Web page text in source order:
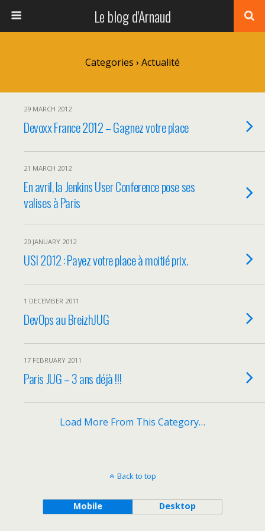
Le blog d'Arnaud
Categories › Actualité
29 MARCH 2012
Devoxx France 2012 – Gagnez votre place
21 MARCH 2012
En avril, la Jenkins User Conference pose ses
valises à Paris
20 JANUARY 2012
USI 2012 : Payez votre place à moitié prix.
1 DECEMBER 2011
DevOps au BreizhJUG
17 FEBRUARY 2011
Paris JUG – 3 ans déjà !!!
Load More From This Category…
Back to top
Mobile Desktop